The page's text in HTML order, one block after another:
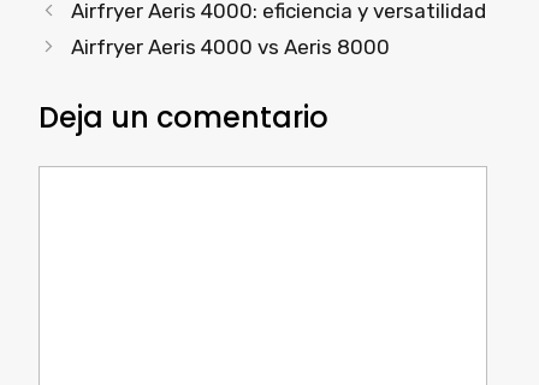
Airfryer Aeris 4000: eficiencia y versatilidad
Airfryer Aeris 4000 vs Aeris 8000
Deja un comentario